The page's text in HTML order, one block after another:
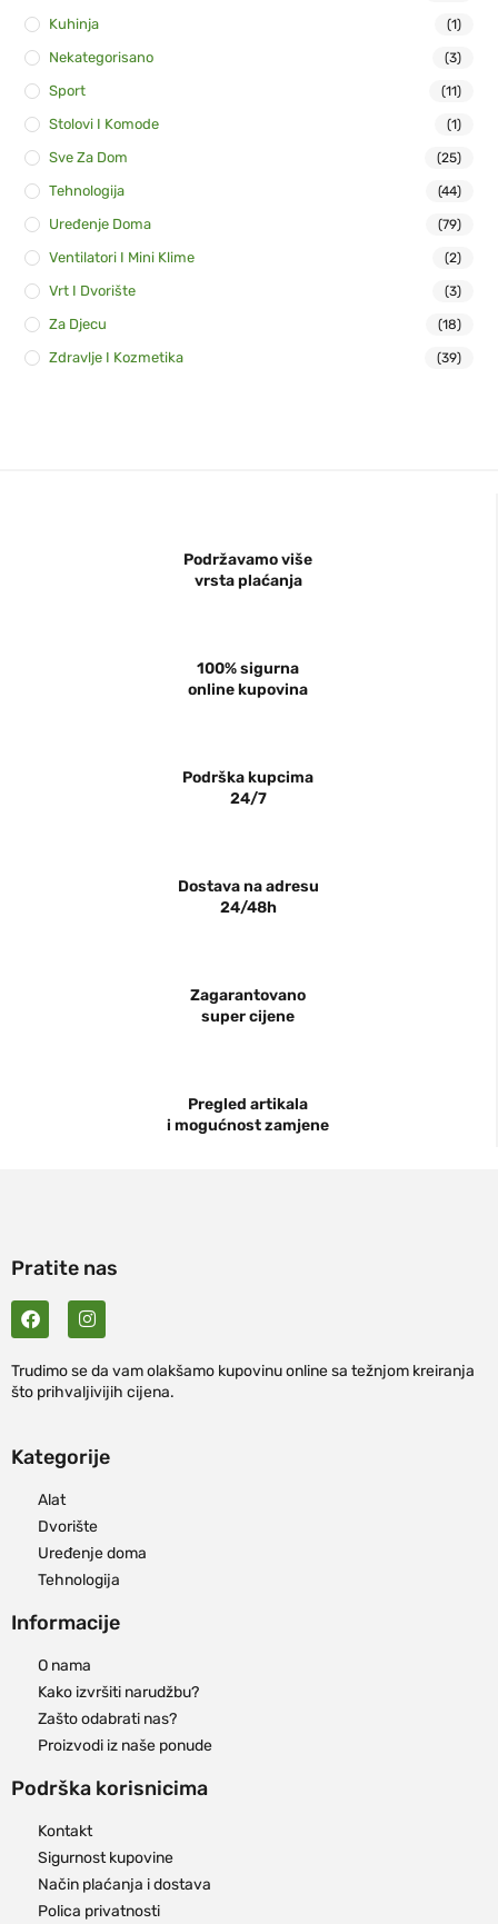
Kuhinja (1)
Nekategorisano (3)
Sport (11)
Stolovi I Komode (1)
Sve Za Dom (25)
Tehnologija (44)
Uređenje Doma (79)
Ventilatori I Mini Klime (2)
Vrt I Dvorište (3)
Za Djecu (18)
Zdravlje I Kozmetika (39)
Podržavamo više
vrsta plaćanja
100% sigurna
online kupovina
Podrška kupcima
24/7
Dostava na adresu
24/48h
Zagarantovano
super cijene
Pregled artikala
i mogućnost zamjene
Pratite nas
Trudimo se da vam olakšamo kupovinu online sa težnjom kreiranja
što prihvaljivijih cijena.
Kategorije
Alat
Dvorište
Uređenje doma
Tehnologija
Informacije
O nama
Kako izvršiti narudžbu?
Zašto odabrati nas?
Proizvodi iz naše ponude
Podrška korisnicima
Kontakt
Sigurnost kupovine
Način plaćanja i dostava
Polica privatnosti